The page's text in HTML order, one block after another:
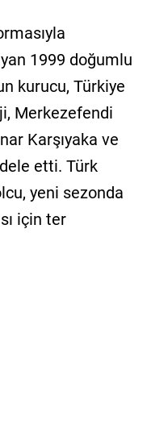
1999 doğumlu
kurucu, Türkiye
Merkezefendi
Karşıyaka ve
etti. Türk
yeni sezonda
için ter